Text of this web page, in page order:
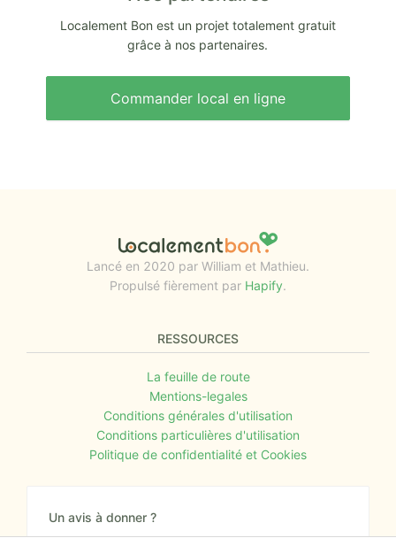
Localement Bon est un projet totalement gratuit
grâce à nos partenaires.
Commander local en ligne
Lancé en 2020 par William et Mathieu.
Propulsé fièrement par Hapify.
RESSOURCES
La feuille de route
Mentions-legales
Conditions générales d'utilisation
Conditions particulières d'utilisation
Politique de confidentialité et Cookies
Un avis à donner ?